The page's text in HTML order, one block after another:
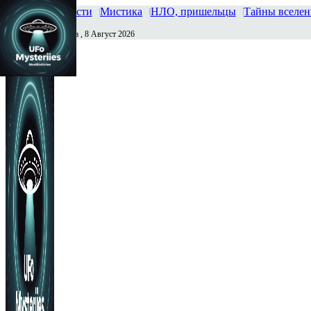
Главная Новости Мистика НЛО, пришельцы Тайны
Сегодня Суббота , 8 Август 2026